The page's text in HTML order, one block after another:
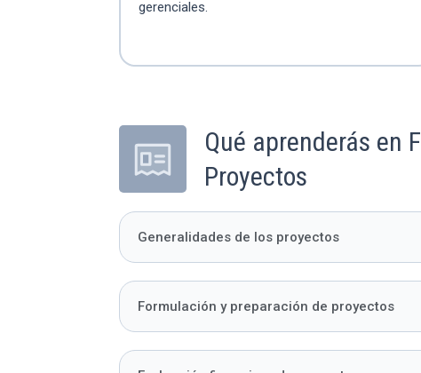
gerenciales.
Qué aprenderás en
Proyectos
Generalidades de los proyectos
Formulación y preparación de proyectos